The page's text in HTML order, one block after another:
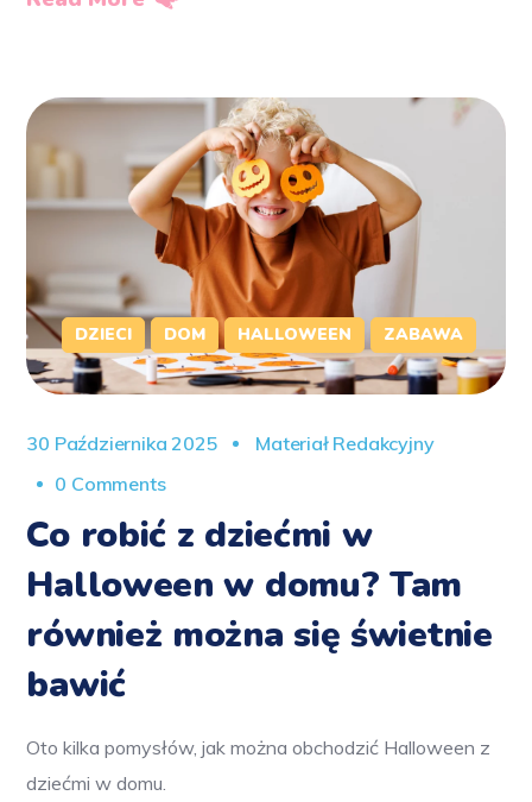
DZIECI DOM HALLOWEEN ZABAWA
30 Października 2025
Materiał Redakcyjny
0 Comments
Co robić z dziećmi w
Halloween w domu? Tam
również można się świetnie
bawić
Oto kilka pomysłów, jak można obchodzić Halloween z
dziećmi w domu.